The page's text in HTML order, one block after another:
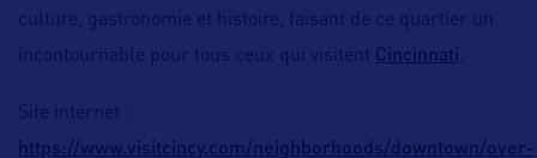
culture, gastronomie et histoire, faisant de ce quartier un
incontournable pour tous ceux qui visitent Cincinnati
Site internet :
https://www.visitcincy.com/neighborhoods/downtown/over-